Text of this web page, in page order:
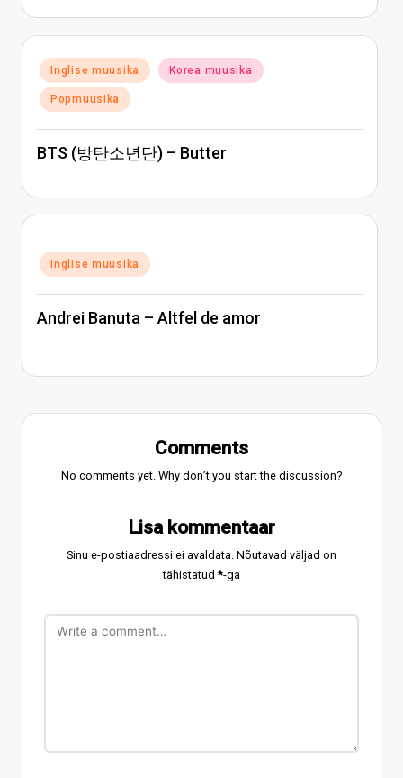
Posted
in
Inglise muusika Korea muusika
Popmuusika
BTS (방탄소년단) – Butter
Posted
in
Inglise muusika
Andrei Banuta – Altfel de amor
Comments
No comments yet. Why don’t you start the discussion?
Lisa kommentaar
Sinu e-postiaadressi ei avaldata. Nõutavad väljad on
tähistatud*-ga